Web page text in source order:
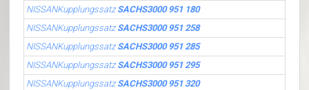
NISSANKupplungssatzSACHS3000 951 180
NISSANKupplungssatzSACHS3000 951 258
NISSANKupplungssatzSACHS3000 951 285
NISSANKupplungssatzSACHS3000 951 295
NISSANKupplungssatzSACHS3000 951 320